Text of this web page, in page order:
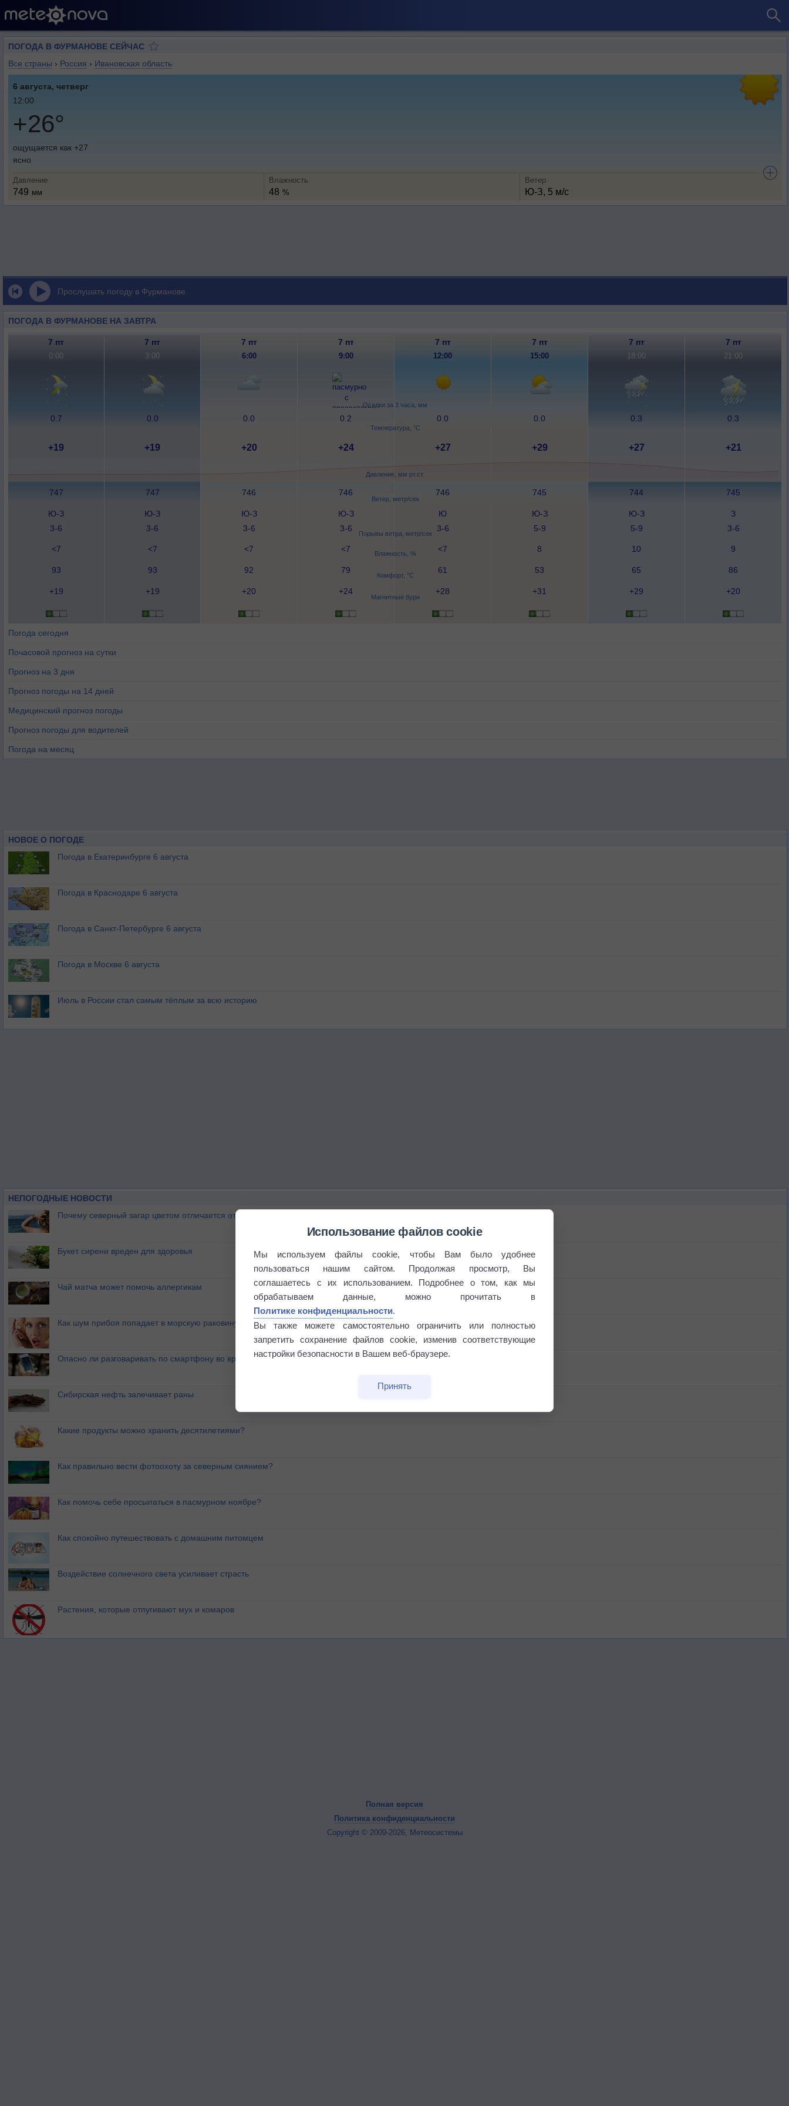
ПОГОДА В ФУРМАНОВЕ СЕЙЧАС
Все страны › Россия › Ивановская область
6 августа, четверг
12:00
+26°
ощущается как +27
ясно
Давление
749 мм
Влажность
48 %
Ветер
Ю-З, 5 м/с
Прослушать погоду в Фурманове
ПОГОДА В ФУРМАНОВЕ НА ЗАВТРА
Осадки за 3 часа, мм
Температура, °C
Давление, мм рт.ст.
Ветер, метр/сек
Порывы ветра, метр/сек
Влажность, %
Комфорт, °C
Магнитные бури
7 пт 7 пт 7 пт 7 пт 7 пт 7 пт 7 пт 7 пт
0:00 3:00 6:00 9:00 12:00 15:00 18:00 21:00
0.7 0.0 0.0 0.2 0.0 0.0 0.3 0.3
+19 +19 +20 +24 +27 +29 +27 +21
747 747 746 746 746 745 744 745
Ю-З
3-6
Ю-З
3-6
Ю-З
3-6
Ю-З
3-6
Ю
3-6
Ю-З
5-9
Ю-З
5-9
З
3-6
<7 <7 <7 <7 <7 8 10 9
93 93 92 79 61 53 65 86
+19 +19 +20 +24 +28 +31 +29 +20
Погода сегодня
Почасовой прогноз на сутки
Прогноз на 3 дня
Прогноз погоды на 14 дней
Медицинский прогноз погоды
Прогноз погоды для водителей
Погода на месяц
НОВОЕ О ПОГОДЕ
Погода в Екатеринбурге 6 августа
Погода в Краснодаре 6 августа
Погода в Санкт-Петербурге 6 августа
Погода в Москве 6 августа
Июль в России стал самым тёплым за всю историю
НЕПОГОДНЫЕ НОВОСТИ
Почему северный загар цветом отличается от южного?
Букет сирени вреден для здоровья
Чай матча может помочь аллергикам
Как шум прибоя попадает в морскую раковину?
Опасно ли разговаривать по смартфону во время грозы?
Сибирская нефть залечивает раны
Какие продукты можно хранить десятилетиями?
Как правильно вести фотоохоту за северным сиянием?
Как помочь себе просыпаться в пасмурном ноябре?
Как спокойно путешествовать с домашним питомцем
Воздействие солнечного света усиливает страсть
Растения, которые отпугивают мух и комаров
Полная версия
Политика конфиденциальности
Copyright © 2009-2026, Метеосистемы
Использование файлов cookie
Мы используем файлы cookie, чтобы Вам было удобнее
пользоваться нашим сайтом. Продолжая просмотр, Вы
соглашаетесь с их использованием. Подробнее о том, как мы
обрабатываем данные, можно прочитать в
Политике конфиденциальности.
Вы также можете самостоятельно ограничить или полностью
запретить сохранение файлов cookie, изменив соответствующие
настройки безопасности в Вашем веб-браузере.
Принять